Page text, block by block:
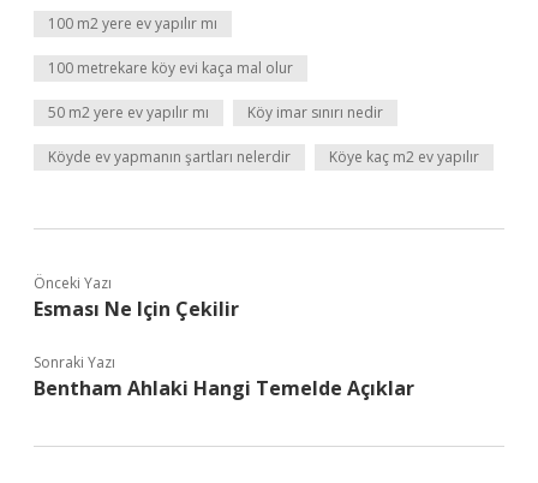
100 m2 yere ev yapılır mı
100 metrekare köy evi kaça mal olur
50 m2 yere ev yapılır mı Köy imar sınırı nedir
Köyde ev yapmanın şartları nelerdir Köye kaç m2 ev yapılır
Önceki Yazı
Esması Ne Için Çekilir
Sonraki Yazı
Bentham Ahlaki Hangi Temelde Açıklar